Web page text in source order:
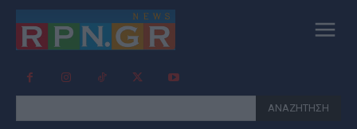
ΑΝΑΖΗΤΗΣΗ